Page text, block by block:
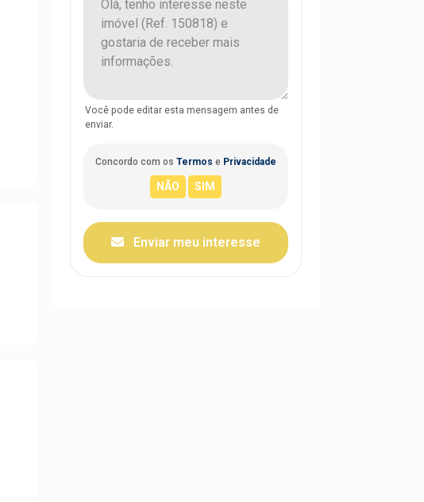
Você pode editar esta mensagem antes de
enviar.
Concordo com os Termos e Privacidade
Enviar meu interesse